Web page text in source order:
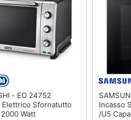
24752
Elettrico Sfornatutto
Watt
SAMSUNG - Forno
Incasso
/U5